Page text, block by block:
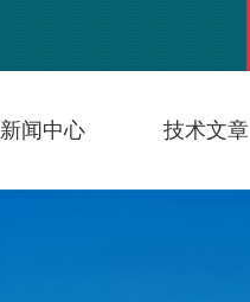
新闻中心 技术文章